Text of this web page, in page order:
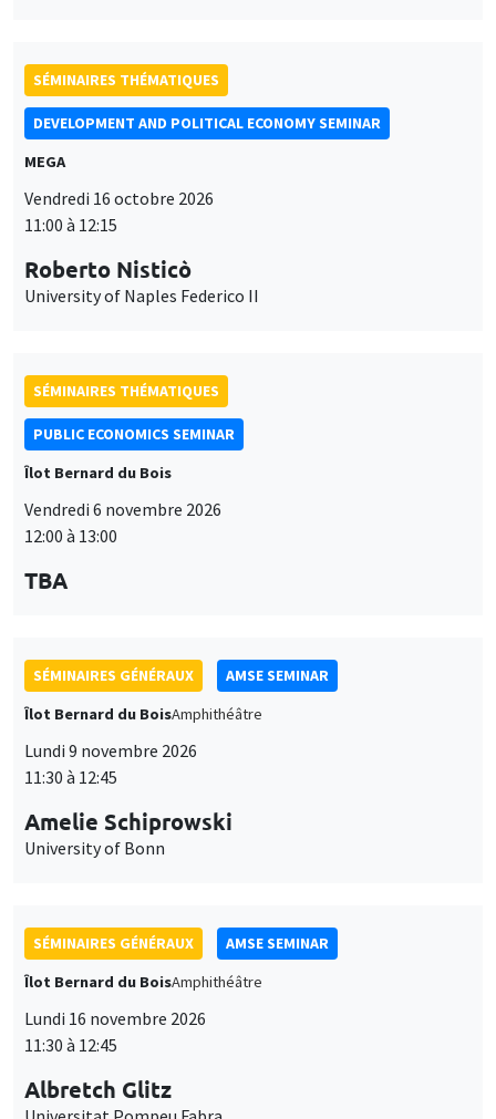
SÉMINAIRES THÉMATIQUES
DEVELOPMENT AND POLITICAL ECONOMY SEMINAR
MEGA
Vendredi 16 octobre 2026
11:00 à 12:15
Roberto Nisticò
University of Naples Federico II
SÉMINAIRES THÉMATIQUES
PUBLIC ECONOMICS SEMINAR
Îlot Bernard du Bois
Vendredi 6 novembre 2026
12:00 à 13:00
TBA
SÉMINAIRES GÉNÉRAUX
AMSE SEMINAR
Îlot Bernard du Bois
Amphithéâtre
Lundi 9 novembre 2026
11:30 à 12:45
Amelie Schiprowski
University of Bonn
SÉMINAIRES GÉNÉRAUX
AMSE SEMINAR
Îlot Bernard du Bois
Amphithéâtre
Lundi 16 novembre 2026
11:30 à 12:45
Albretch Glitz
Universitat Pompeu Fabra
des
personnelles
et
des
cookies
Ce site utilise des cookies et des services tiers pour garantir son bon
contenus multimédias. Vous êtes libre d’accepter, de refuser ou de
politique de confidentialité.
Personnaliser